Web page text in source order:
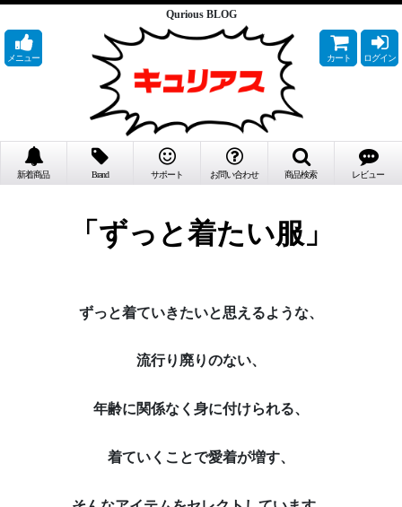
Qurious BLOG
「ずっと着たい服」
ずっと着ていきたいと思えるような、
流行り廃りのない、
年齢に関係なく身に付けられる、
着ていくことで愛着が増す、
メニュー カート ログイン
新着商品 Brand サポート お問い合わせ 商品検索 レビュー